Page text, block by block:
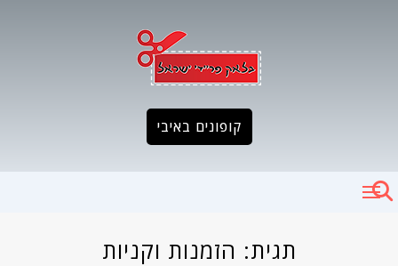
קופונים באיבי
תגית: הזמנות וקניות